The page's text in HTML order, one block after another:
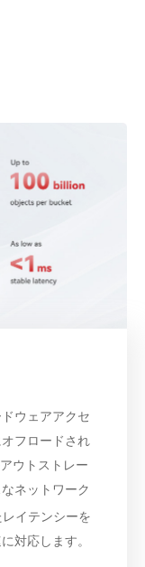
ウェアアクセ
フロードされ
ウトストレー
ネットワーク
イテンシーを
対応します。